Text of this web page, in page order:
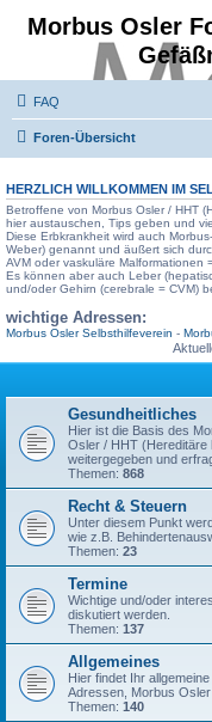
Morbus Osler
FAQ
Foren-Übersicht
HERZLICH WILLKOMMEN IM
Betroffene von Morbus Osler / HHT
hier austauschen, Tips geben und
Diese Erbkrankheit wird auch
Weber) genannt und äußert sich
AVM oder vaskuläre Malformationen
Es können aber auch Leber
und/oder Gehirn (cerebrale = CVM)
wichtige Adressen:
Morbus Osler Selbsthilfeverein -
Gesundheitliches
Hier ist die Basis des
Osler / HHT (Hereditäre
weitergegeben und
Themen: 868
Recht & Steuern
Unter diesem Punkt
wie z.B.
Themen: 23
Termine
Wichtige und/oder
diskutiert werden.
Themen: 137
Allgemeines
Hier findet Ihr
Adressen, Morbus Osler
Themen: 140